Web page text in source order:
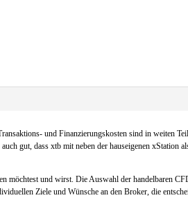
und Finanzierungskosten sind in weiten
gut, dass xtb mit neben der hauseigenen xStation
möchtest und wirst. Die Auswahl der handelbaren
Ziele und Wünsche an den Broker, die